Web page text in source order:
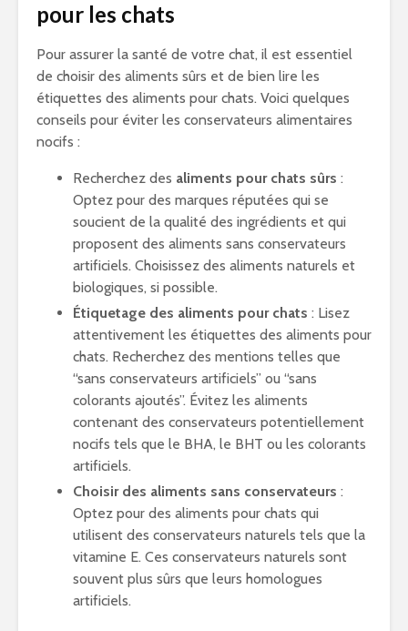
pour les chats
Pour assurer la santé de votre chat, il est essentiel
de choisir des aliments sûrs et de bien lire les
étiquettes des aliments pour chats. Voici quelques
conseils pour éviter les conservateurs alimentaires
nocifs :
Recherchez des aliments pour chats sûrs :
Optez pour des marques réputées qui se
soucient de la qualité des ingrédients et qui
proposent des aliments sans conservateurs
artificiels. Choisissez des aliments naturels et
biologiques, si possible.
Étiquetage des aliments pour chats : Lisez
attentivement les étiquettes des aliments pour
chats. Recherchez des mentions telles que
“sans conservateurs artificiels” ou “sans
colorants ajoutés”. Évitez les aliments
contenant des conservateurs potentiellement
nocifs tels que le BHA, le BHT ou les colorants
artificiels.
Choisir des aliments sans conservateurs :
Optez pour des aliments pour chats qui
utilisent des conservateurs naturels tels que la
vitamine E. Ces conservateurs naturels sont
souvent plus sûrs que leurs homologues
artificiels.